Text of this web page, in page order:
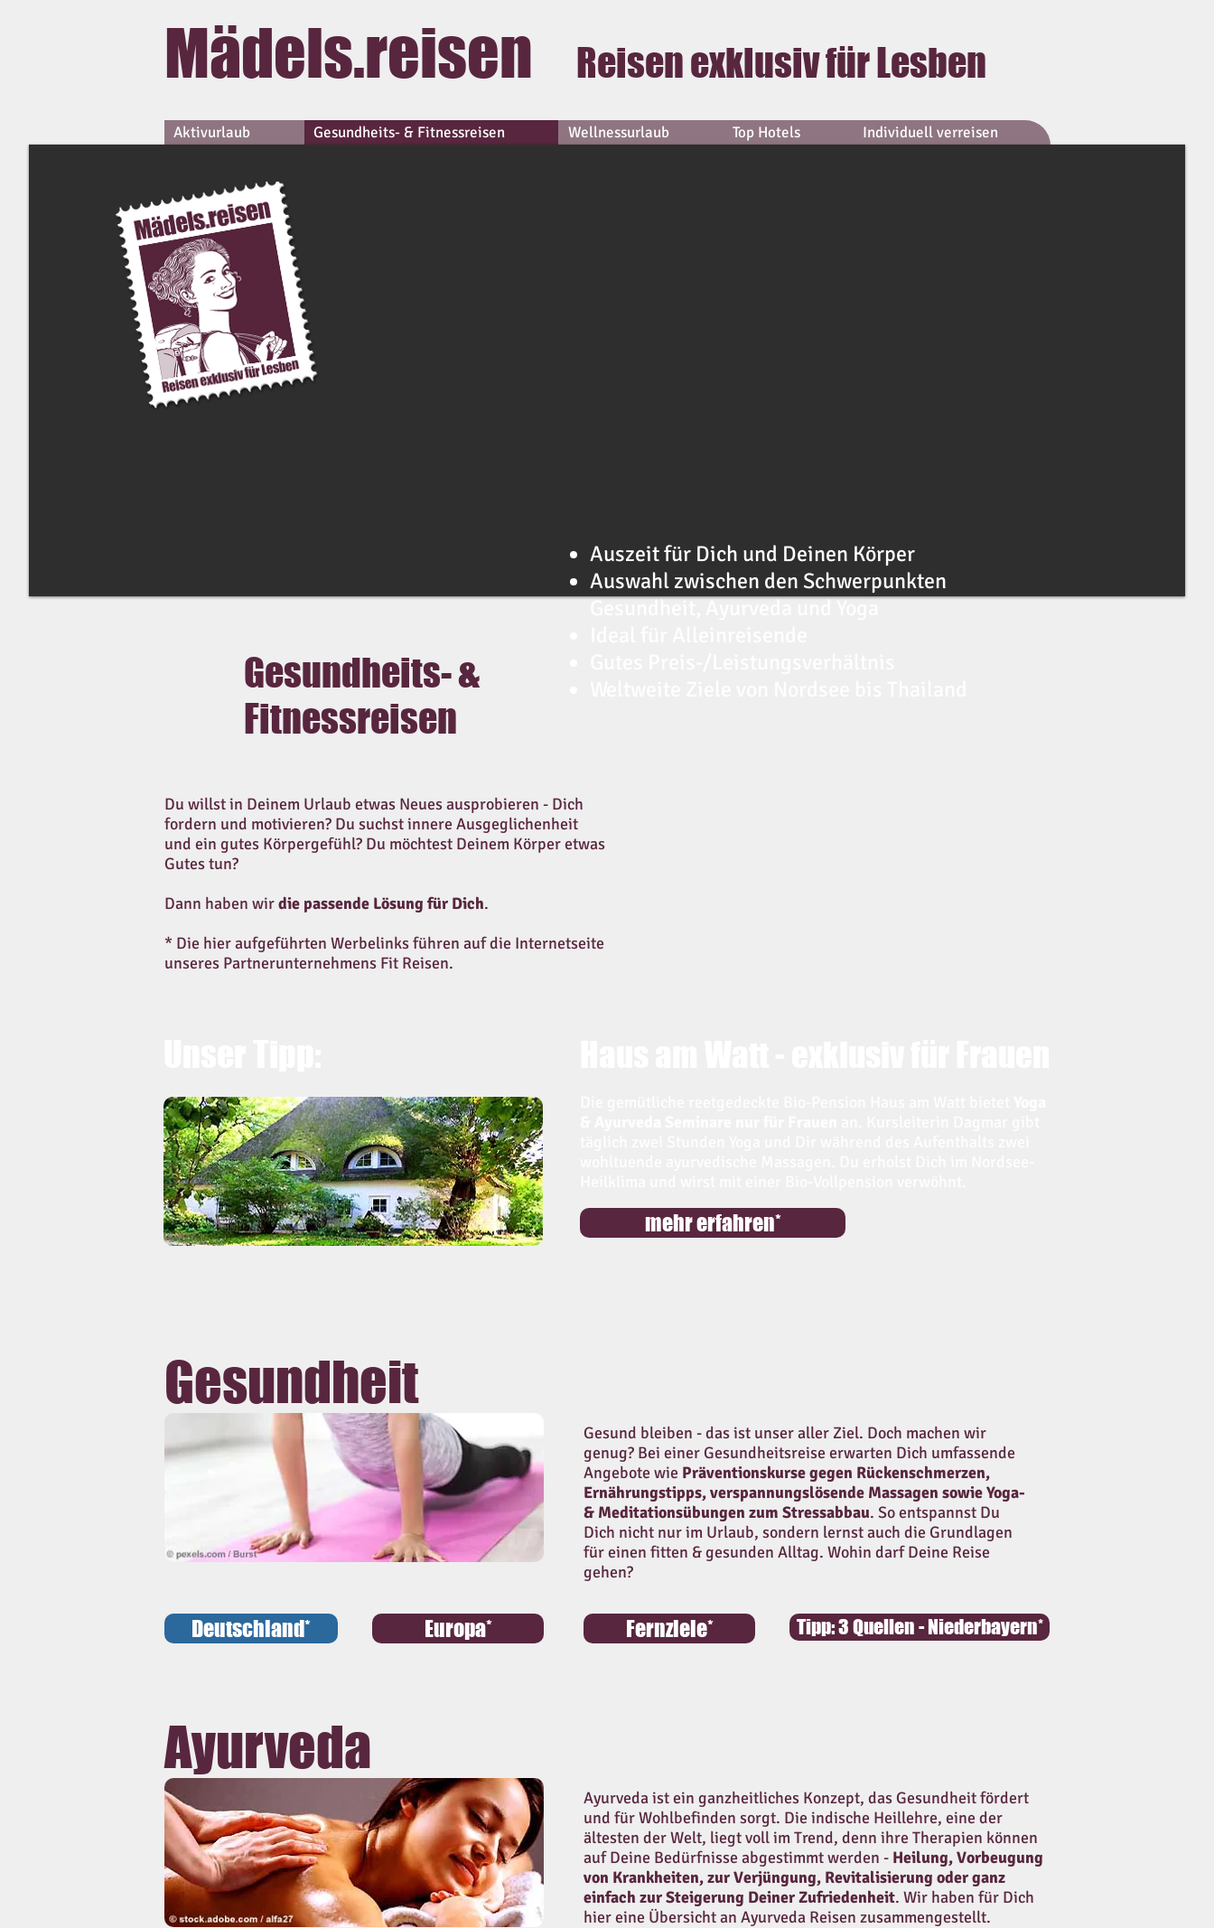
Mädels.reisen Reisen exklusiv für Lesben
Aktivurlaub Gesundheits- & Fitnessreisen Wellnessurlaub Top Hotels Individuell verreisen
Auszeit für Dich und Deinen Körper
Auswahl zwischen den Schwerpunkten
Gesundheit, Ayurveda und Yoga
Gesundheits- &
Fitnessreisen
Du willst in Deinem Urlaub etwas Neues ausprobieren - Dich
fordern und motivieren? Du suchst innere Ausgeglichenheit
und ein gutes Körpergefühl? Du möchtest Deinem Körper etwas
Gutes tun?
Dann haben wirdie passende Lösung für Dich.
* Die hier aufgeführten Werbelinks führen auf die Internetseite
unseres Partnerunternehmens Fit Reisen.
mehr erfahren*
Gesundheit
Deutschland* Europa*
Gesund bleiben - das ist unser aller Ziel. Doch machen wir
genug? Bei einer Gesundheitsreise erwarten Dich umfassende
Angebote wie Präventionskurse gegen Rückenschmerzen,
Ernährungstipps, verspannungslösende Massagen sowie Yoga-
& Meditationsübungen zum Stressabbau. So entspannst Du
Dich nicht nur im Urlaub, sondern lernst auch die Grundlagen
für einen fitten & gesunden Alltag. Wohin darf Deine Reise
gehen?
Fernziele* Tipp: 3 Quellen - Niederbayern*
Ayurveda
Ayurveda ist ein ganzheitliches Konzept, das Gesundheit fördert
und für Wohlbefinden sorgt. Die indische Heillehre, eine der
ältesten der Welt, liegt voll im Trend, denn ihre Therapien können
auf Deine Bedürfnisse abgestimmt werden - Heilung, Vorbeugung
von Krankheiten, zur Verjüngung, Revitalisierung oder ganz
einfach zur Steigerung Deiner Zufriedenheit. Wir haben für Dich
hier eine Übersicht an Ayurveda Reisen zusammengestellt.